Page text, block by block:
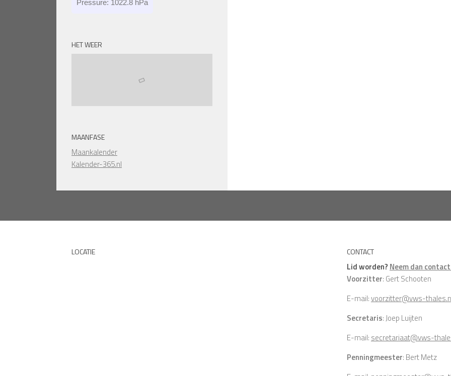
Pressure: 1022.8 hPa
HET WEER
MAANFASE
Maankalender
Kalender-365.nl
LOCATIE CONTACT
Lid worden? Neem dan
Voorzitter: Gert Schooten
E-mail:voorzitter@vws-
Secretaris: Joep Luijten
E-mail: secretariaat@vws-
Penningmeester: Bert Metz